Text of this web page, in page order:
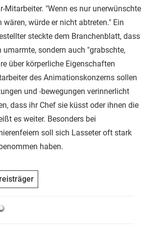
Mitarbeiter. "Wenn es nur unerwünschte
wären, würde er nicht abtreten." Ein
steckte dem Branchenblatt, dass
umarmte, sondern auch "grabschte,
über körperliche Eigenschaften
des Animationskonzerns sollen
und -bewegungen verinnerlicht
dass ihr Chef sie küsst oder ihnen die
es weiter. Besonders bei
soll sich Lasseter oft stark
haben.